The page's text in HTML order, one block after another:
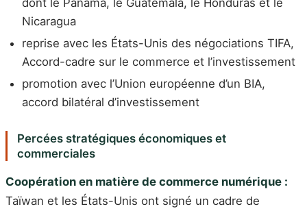
dont le Panama, le Guatemala, le Honduras et le
Nicaragua
reprise avec les États-Unis des négociations TIFA,
Accord-cadre sur le commerce et l’investissement
promotion avec l’Union européenne d’un BIA,
accord bilatéral d’investissement
Percées stratégiques économiques et
commerciales
Coopération en matière de commerce numérique :
Taïwan et les États-Unis ont signé un cadre de